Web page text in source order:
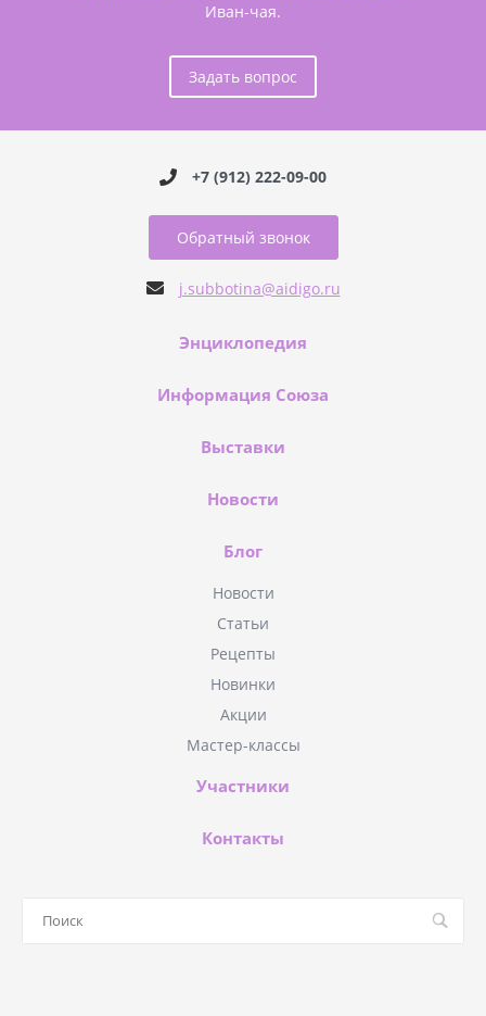
Иван-чая.
Задать вопрос
+7 (912) 222-09-00
Обратный звонок
j.subbotina@aidigo.ru
Энциклопедия
Информация Союза
Выставки
Новости
Блог
Новости
Статьи
Рецепты
Новинки
Акции
Мастер-классы
Участники
Контакты